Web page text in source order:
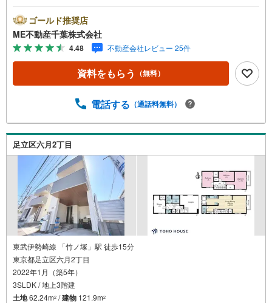
送迎無料！頭金なし・銀行比較＆相談可！ テレビで紹介さ
れた『やどかリッチ』使えます！豊かに過ごすには『イン
テリア』家具や家電と『エクステリア』カーポートや楽し
める庭、この充実度で変わってきます。これらを一括で購
入でき、その代金を住宅ローンに組み込むことが可能なサ
ービス、それがやどかリッチです。 頭金0円でもOK！（諸
の？疾病ってなに？ローン組めるかな？」わからないこと
ーンの組み方、知らないと損する税金のこと等トータルで
サポート致します！
ゴールド推奨店
ME不動産千葉株式会社
4.48 不動産会社レビュー 25件
資料をもらう （無料）
電話する （通話料無料）
足立区六月2丁目
東武伊勢崎線 「竹ノ塚」駅 徒歩15分
東京都足立区六月2丁目
2022年1月（築5年）
3SLDK / 地上3階建
土地62.24m2 /建物 121.9m2